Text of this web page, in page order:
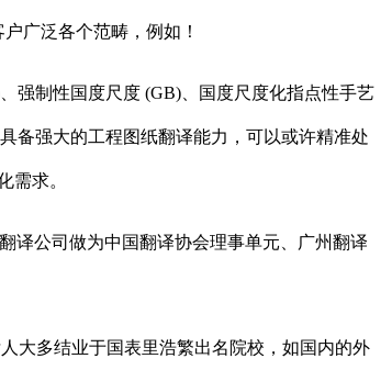
广泛各个范畴，例如！
制性国度尺度 (GB)、国度尺度化指点性手艺
备强大的工程图纸翻译能力，可以或许精准处
需求。
译公司做为中国翻译协会理事单元、广州翻译
大多结业于国表里浩繁出名院校，如国内的外